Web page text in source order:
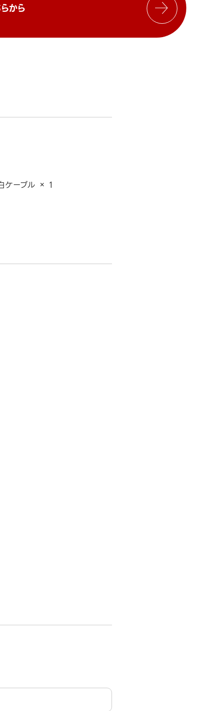
から
ケーブル × 1